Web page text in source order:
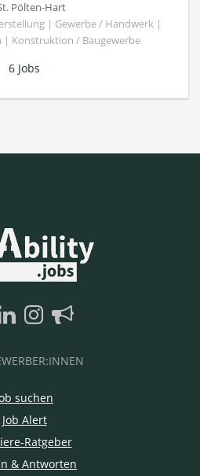
Pölten-Hart
| Gewerbe / Handwerk |
| Konstruktion / Baugewerbe
6 Jobs
suchen
Job Alert
Ratgeber
& Antworten